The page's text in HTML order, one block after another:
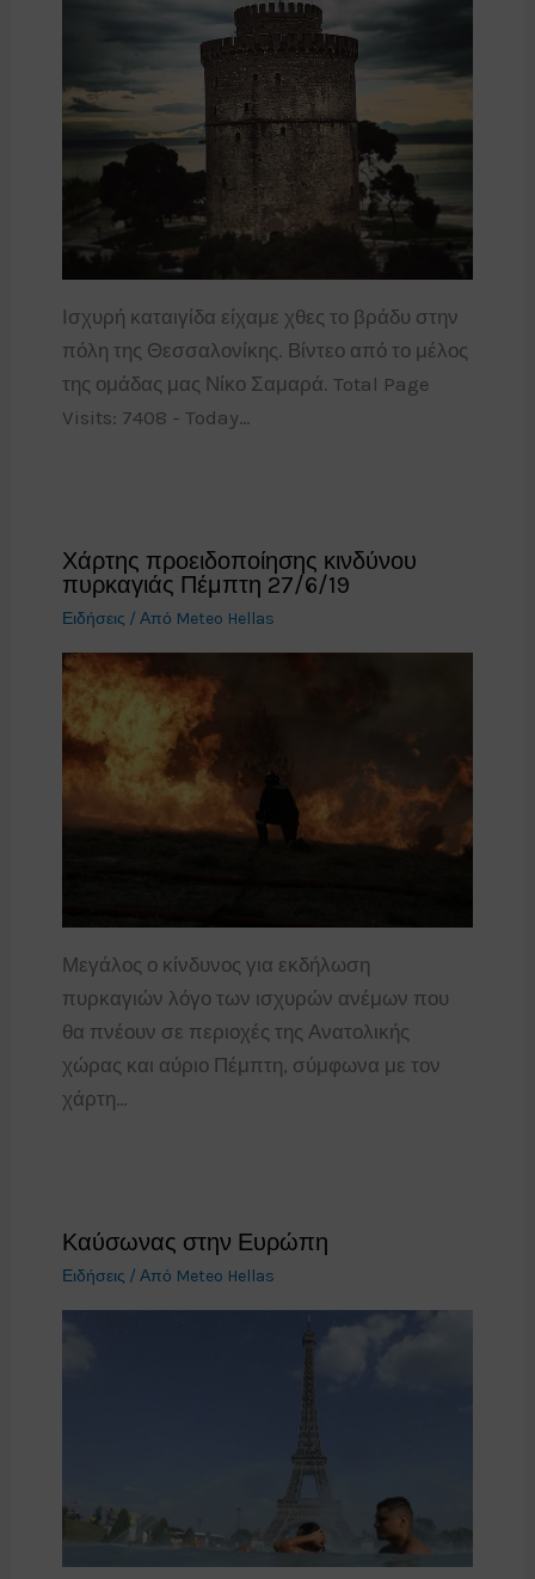
Ισχυρή καταιγίδα είχαμε χθες το βράδυ στην
πόλη της Θεσσαλονίκης. Βίντεο από το μέλος
της ομάδας μας Νίκο Σαμαρά. Total Page
Visits: 7408 - Today…
Χάρτης προειδοποίησης κινδύνου
πυρκαγιάς Πέμπτη 27/6/19
Ειδήσεις / Από Meteo Hellas
Μεγάλος ο κίνδυνος για εκδήλωση
πυρκαγιών λόγο των ισχυρών ανέμων που
θα πνέουν σε περιοχές της Ανατολικής
χώρας και αύριο Πέμπτη, σύμφωνα με τον
χάρτη…
Καύσωνας στην Ευρώπη
Ειδήσεις / Από Meteo Hellas